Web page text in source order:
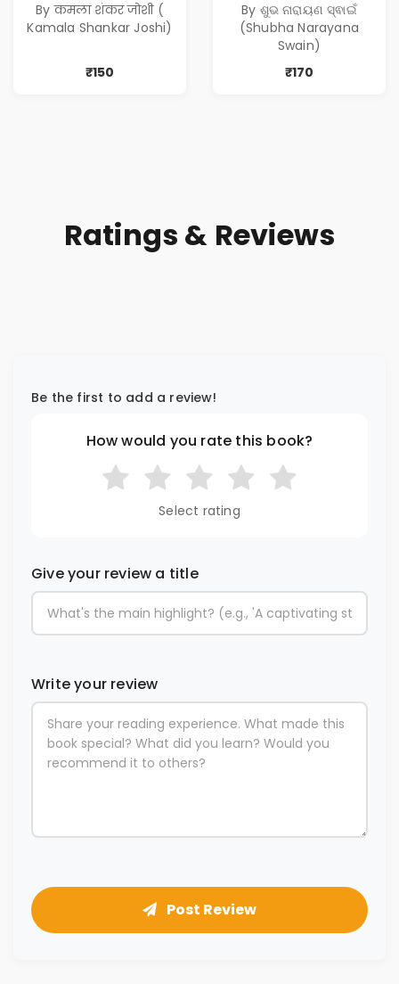
By कमला शंकर जोशी (
Kamala Shankar Joshi)
₹150
By ଶୁଭ ନାରାୟଣ ସ୍ଵାଇଁ
(Shubha Narayana
Swain)
₹170
Ratings & Reviews
Be the first to add a review!
How would you rate this book?
Select rating
Give your review a title
Write your review
Post Review